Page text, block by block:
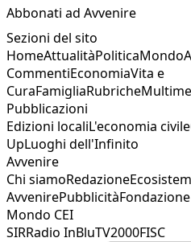
Abbonati ad Avvenire
Sezioni del sito
HomeAttualitàPoliticaMondo
CommentiEconomiaVita e
CuraFamigliaRubriche
Pubblicazioni
Edizioni localiL'economia civile
UpLuoghi dell'Infinito
Avvenire
Chi siamoRedazione
AvvenirePubblicità
Mondo CEI
SIRRadio InBluTV2000FISC